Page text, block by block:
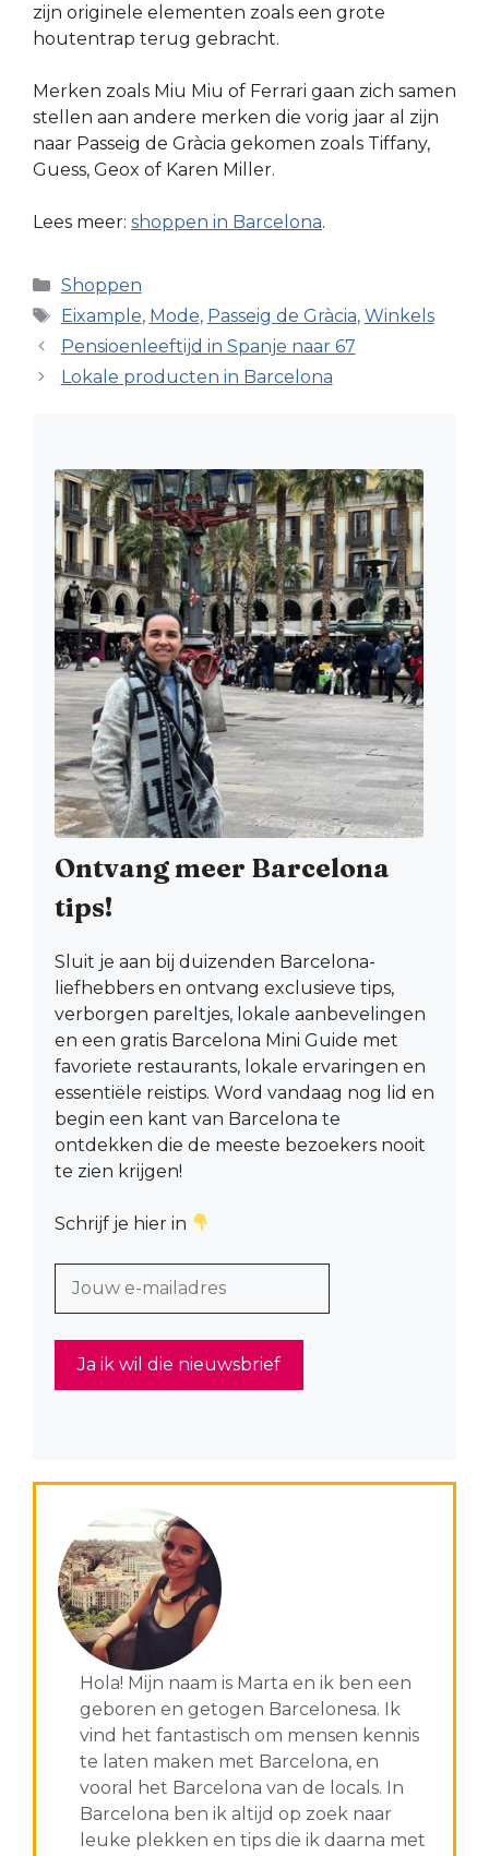
zijn originele elementen zoals een grote
houtentrap terug gebracht.
Merken zoals Miu Miu of Ferrari gaan zich samen
stellen aan andere merken die vorig jaar al zijn
naar Passeig de Gràcia gekomen zoals Tiffany,
Guess, Geox of Karen Miller.
Lees meer: shoppen in Barcelona.
Categorieën
Shoppen
Tags
Eixample, Mode, Passeig de Gràcia, Winkels
Pensioenleeftijd in Spanje naar 67
Lokale producten in Barcelona
Ontvang meer Barcelona
tips!
Sluit je aan bij duizenden Barcelona-
liefhebbers en ontvang exclusieve tips,
verborgen pareltjes, lokale aanbevelingen
en een gratis Barcelona Mini Guide met
favoriete restaurants, lokale ervaringen en
essentiële reistips. Word vandaag nog lid en
begin een kant van Barcelona te
ontdekken die de meeste bezoekers nooit
te zien krijgen!
Schrijf je hier in
Hola! Mijn naam is Marta en ik ben een
geboren en getogen Barcelonesa. Ik
vind het fantastisch om mensen kennis
te laten maken met Barcelona, en
vooral het Barcelona van de locals. In
Barcelona ben ik altijd op zoek naar
leuke plekken en tips die ik daarna met